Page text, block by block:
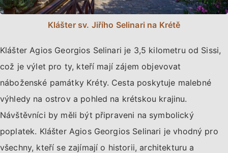
Klášter sv. Jiřího Selinari na Krétě
Klášter Agios Georgios Selinari je 3,5 kilometru od Sissi,
což je výlet pro ty, kteří mají zájem objevovat
náboženské památky Kréty. Cesta poskytuje malebné
výhledy na ostrov a pohled na krétskou krajinu.
Návštěvníci by měli být připraveni na symbolický
poplatek. Klášter Agios Georgios Selinari je vhodný pro
všechny, kteří se zajímají o historii, architekturu a